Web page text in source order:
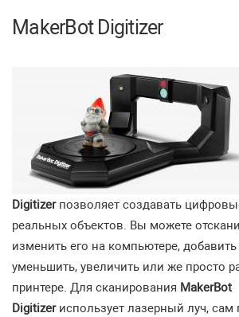
MakerBot Digitizer
Digitizerпозволяет создавать
реальных объектов. Вы можете
изменить его на компьютере, добавить
уменьшить, увеличить или же просто
принтере. Для сканирования MakerBot
Digitizer использует лазерный луч, сам